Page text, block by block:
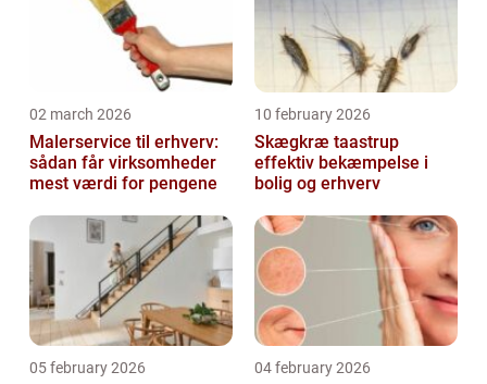
02 march 2026
Malerservice til erhverv:
sådan får virksomheder
mest værdi for pengene
10 february 2026
Skægkræ taastrup
effektiv bekæmpelse i
bolig og erhverv
05 february 2026 04 february 2026